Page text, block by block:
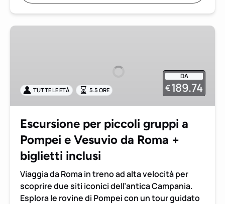
Escursione
Pompei
e
Roma
biglietti
inclusi
DA
€189.74
TUTTE LE ETÀ 5.5 ORE
Escursione per piccoli gruppi a
Pompei e Vesuvio da Roma +
biglietti inclusi
Viaggia da Roma in treno ad alta velocità per
scoprire due siti iconici dell’antica Campania.
Esplora le rovine di Pompei con un tour guidato